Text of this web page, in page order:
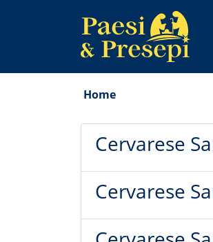
Home
Cervarese
Cervarese